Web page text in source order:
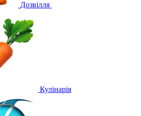
Дозвілля
Кулінарія